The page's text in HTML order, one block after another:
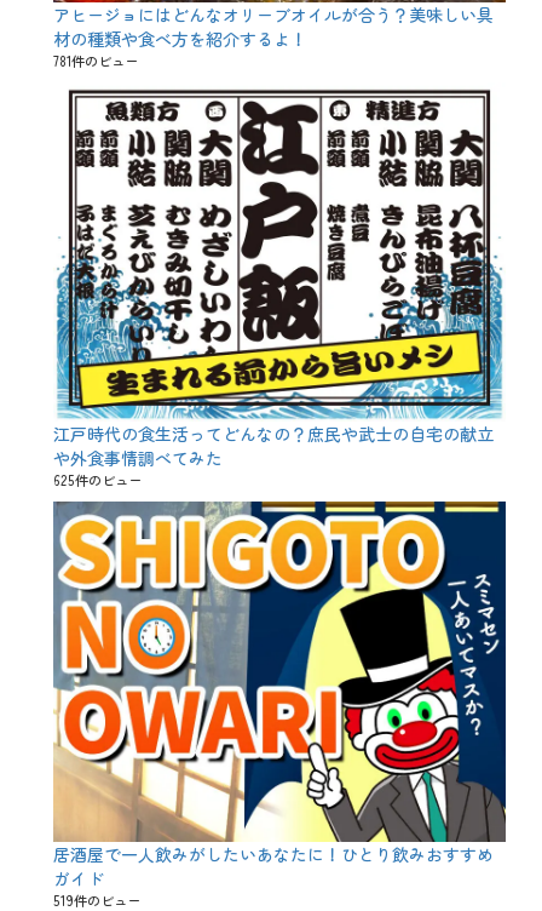
アヒージョにはどんなオリーブオイルが合う？美味しい具
材の種類や食べ方を紹介するよ！
781件のビュー
江戸時代の食生活ってどんなの？庶民や武士の自宅の献立
や外食事情調べてみた
625件のビュー
居酒屋で一人飲みがしたいあなたに！ひとり飲みおすすめ
ガイド
519件のビュー